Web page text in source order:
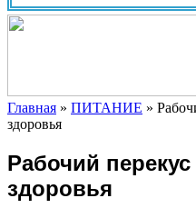
Главная » ПИТАНИЕ »
здоровья
Рабочий
здоровья